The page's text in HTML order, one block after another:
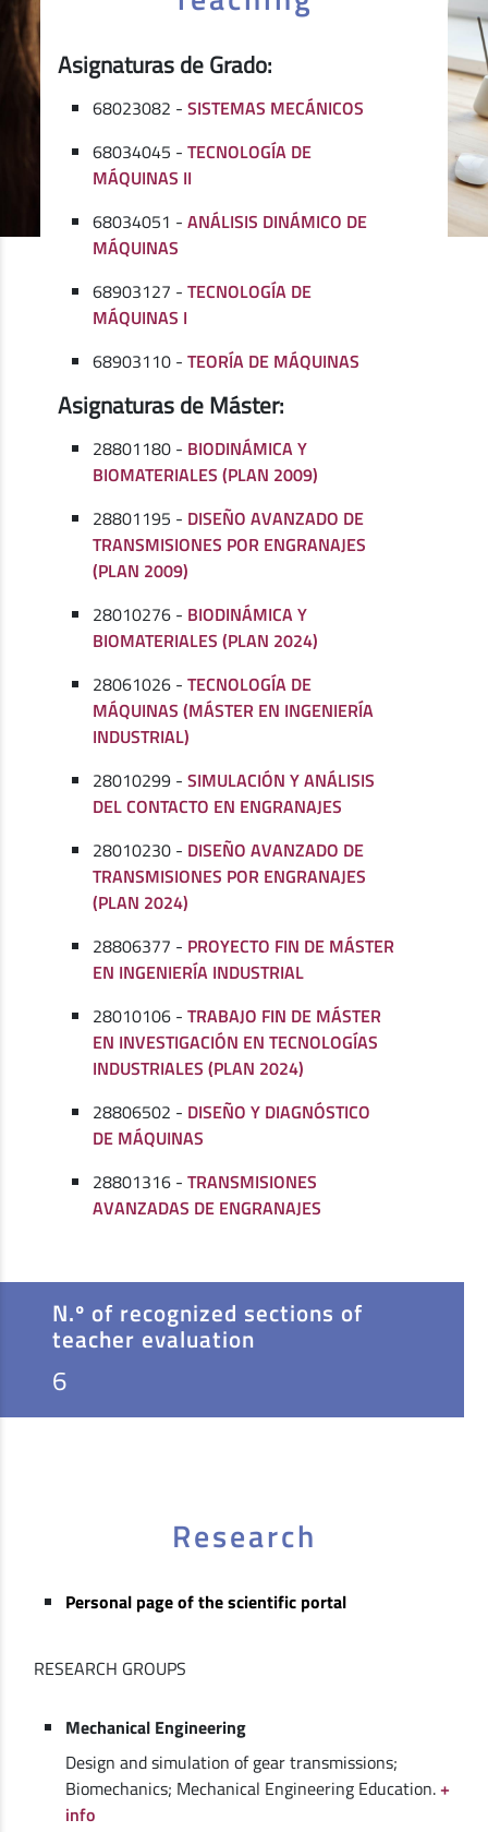
Asignaturas de Grado:
68023082 -SISTEMAS MECÁNICOS
68034045 -TECNOLOGÍA DE
MÁQUINAS II
68034051 -ANÁLISIS DINÁMICO DE
MÁQUINAS
68903127 -TECNOLOGÍA DE
MÁQUINAS I
68903110 -TEORÍA DE MÁQUINAS
Asignaturas de Máster:
28801180 - BIODINÁMICA Y
BIOMATERIALES (PLAN 2009)
28801195 - DISEÑO AVANZADO DE
TRANSMISIONES POR ENGRANAJES
(PLAN 2009)
28010276 - BIODINÁMICA Y
BIOMATERIALES (PLAN 2024)
28061026 -TECNOLOGÍA DE
MÁQUINAS (MÁSTER EN INGENIERÍA
INDUSTRIAL)
28010299 -SIMULACIÓN Y ANÁLISIS
DEL CONTACTO EN ENGRANAJES
28010230 - DISEÑO AVANZADO DE
TRANSMISIONES POR ENGRANAJES
(PLAN 2024)
28806377 - PROYECTO FIN DE MÁSTER
EN INGENIERÍA INDUSTRIAL
28010106 -TRABAJO FIN DE MÁSTER
EN INVESTIGACIÓN EN TECNOLOGÍAS
INDUSTRIALES (PLAN 2024)
28806502 - DISEÑO Y DIAGNÓSTICO
DE MÁQUINAS
28801316 -TRANSMISIONES
AVANZADAS DE ENGRANAJES
N.º of recognized sections of
teacher evaluation
6
Research
Personal page of the scientific portal
RESEARCH GROUPS
Mechanical Engineering
Design and simulation of gear transmissions;
Biomechanics; Mechanical Engineering Education.+
info